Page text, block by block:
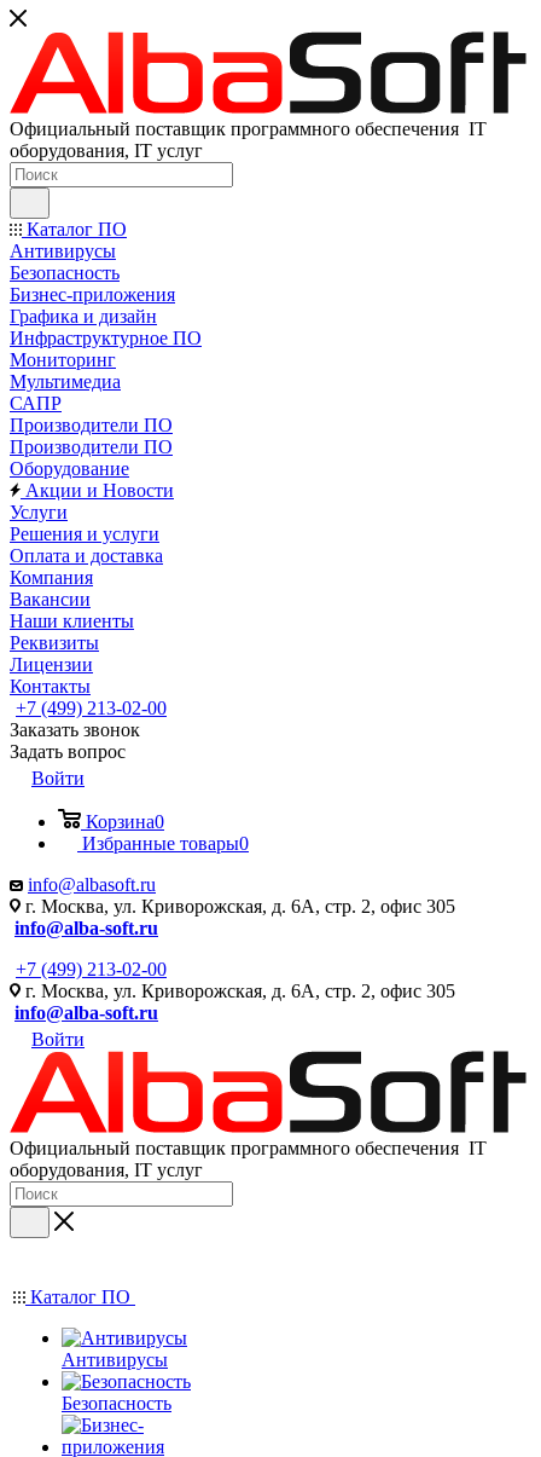
Официальный поставщик программного обеспечения IT
оборудования, IT услуг
Каталог ПО
Антивирусы
Безопасность
Бизнес-приложения
Графика и дизайн
Инфраструктурное ПО
Мониторинг
Мультимедиа
САПР
Производители ПО
Производители ПО
Оборудование
Акции и Новости
Услуги
Решения и услуги
Оплата и доставка
Компания
Вакансии
Наши клиенты
Реквизиты
Лицензии
Контакты
+7 (499) 213-02-00
Заказать звонок
Задать вопрос
Войти
Корзина0
Избранные товары0
info@albasoft.ru
г. Москва, ул. Криворожская, д. 6А, стр. 2, офис 305
info@alba-soft.ru
+7 (499) 213-02-00
г. Москва, ул. Криворожская, д. 6А, стр. 2, офис 305
info@alba-soft.ru
Войти
Официальный поставщик программного обеспечения IT
оборудования, IT услуг
Каталог ПО
Антивирусы
Безопасность